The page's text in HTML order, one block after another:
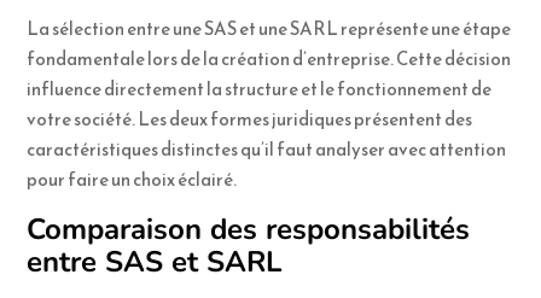
La sélection entre une SAS et une SARL représente une étape
fondamentale lors de la création d’entreprise. Cette décision
influence directement la structure et le fonctionnement de
votre société. Les deux formes juridiques présentent des
caractéristiques distinctes qu’il faut analyser avec attention
pour faire un choix éclairé.
Comparaison des responsabilités
entre SAS et SARL